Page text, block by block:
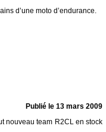
d’une moto d’endurance.
Publié le 13 mars 2009
nouveau team R2CL en stock